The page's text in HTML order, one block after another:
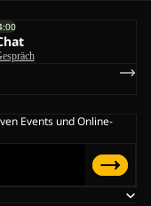
Events und Online-